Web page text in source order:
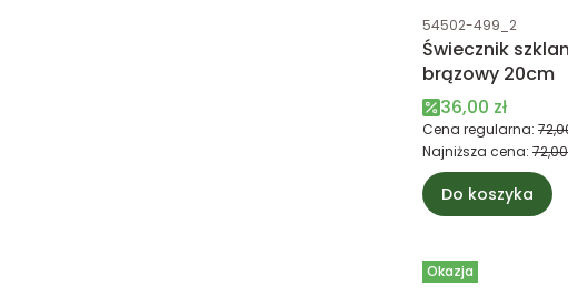
Kod produktu
54502-499_2
Świecznik
brązowy 20cm
Cena
36,00 zł
Cena regularna:
Najniższa cena: 72,00
Do koszyka
Okazja